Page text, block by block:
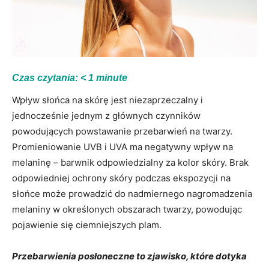
Czas czytania: < 1 minute
Wpływ słońca na skórę jest niezaprzeczalny i
jednocześnie jednym z głównych czynników
powodujących powstawanie przebarwień na twarzy.
Promieniowanie UVB i UVA ma negatywny wpływ na
melaninę – barwnik odpowiedzialny za kolor skóry. Brak
odpowiedniej ochrony skóry podczas ekspozycji na
słońce może prowadzić do nadmiernego nagromadzenia
melaniny w określonych obszarach twarzy, powodując
pojawienie się ciemniejszych plam.
Przebarwienia posłoneczne to zjawisko, które dotyka